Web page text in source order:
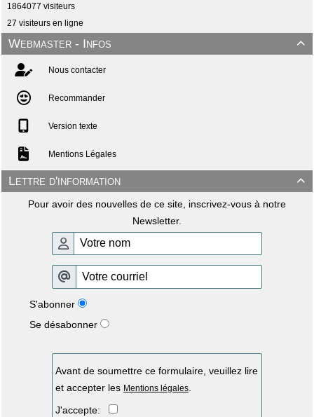
1864077 visiteurs
27 visiteurs en ligne

Webmaster - Infos
Nous contacter
Recommander
Version texte
Mentions Légales

Lettre d'information
Pour avoir des nouvelles de ce site, inscrivez-vous à notre
Newsletter.
S'abonner
Se désabonner
Avant de soumettre ce formulaire, veuillez lire
et accepter les Mentions légales
J'accepte: